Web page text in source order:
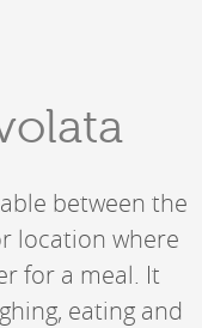
between the
location where
for a meal. It
eating and